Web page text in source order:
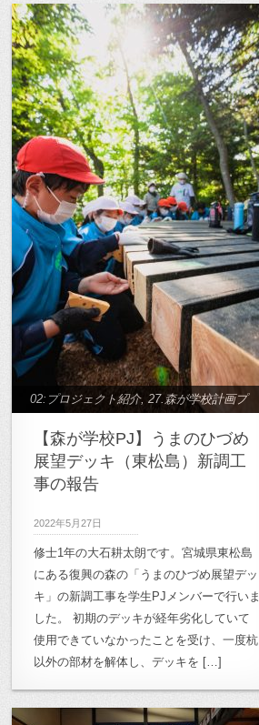
02:プロジェクト紹介,27.森が学校計画プ
【森が学校PJ】うまのひづめ
展望デッキ（東松島）新調工
事の報告
2022年5月27日
修士1年の大石耕太朗です。宮城県東松島
にある復興の森の「うまのひづめ展望デッ
キ」の新調工事を学生PJメンバーで行いま
した。 初期のデッキが経年劣化していて
使用できていなかったことを受け、一度杭
以外の部材を解体し、デッキを […]